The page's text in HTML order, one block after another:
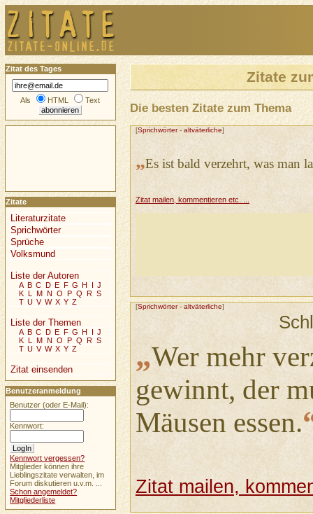
Zitate
Die besten Zitate zum Thema
[Sprichwörter- altväterliche]
„Es ist bald verzehrt, was man
Zitat mailen, kommentieren etc. ...
[Sprichwörter- altväterliche]
„Wer mehr
gewinnt, der
Mäusen essen.
Zitat mailen,
Zitat des Tages
Als HTML Text
Zitate
Literaturzitate
Sprichwörter
Sprüche
Volksmund
Liste der Autoren
A B C D E F G H I J
K L M N O P Q R S
T U V W X Y Z
Liste der Themen
A B C D E F G H I J
K L M N O P Q R S
T U V W X Y Z
Zitat einsenden
Benutzeranmeldung
Benutzer (oder E-Mail):
Kennwort:
Kennwort vergessen?
Mitglieder können ihre
Lieblingszitate verwalten, im
Forum diskutieren u.v.m. ...
Schon angemeldet?
Mitgliederliste